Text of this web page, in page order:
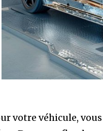
votre véhicule, vous